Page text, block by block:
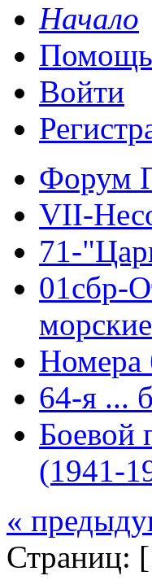
Начало
Помощь
Войти
Форум
VII-
71-
01сбр-
Номера
64-я ...
Боевой
(1941-
«
Страниц: [